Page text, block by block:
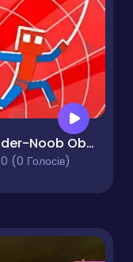
Spider-Noob Obstacle Course
0 (0 Голосів)